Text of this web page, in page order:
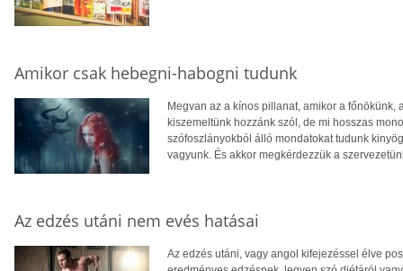
Amikor csak hebegni-habogni tudunk
Megvan az a kínos pillanat, amikor a főnökünk,
kiszemeltünk hozzánk szól, de mi hosszas
szófoszlányokból álló mondatokat tudunk
vagyunk. És akkor megkérdezzük a
Az edzés utáni nem evés hatásai
Az edzés utáni, vagy angol kifejezéssel élve